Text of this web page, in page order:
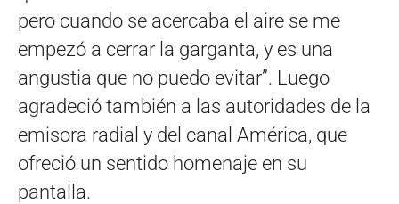
pero cuando se acercaba el aire se me
empezó a cerrar la garganta, y es una
angustia que no puedo evitar”. Luego
agradeció también a las autoridades de la
emisora radial y del canal América, que
ofreció un sentido homenaje en su
pantalla.